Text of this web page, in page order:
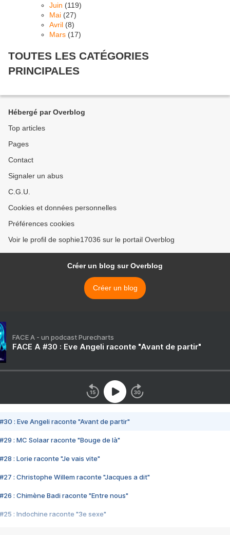
Juin (119)
Mai (27)
Avril (8)
Mars (17)
TOUTES LES CATÉGORIES
PRINCIPALES
Hébergé par Overblog
Top articles
Pages
Contact
Signaler un abus
C.G.U.
Cookies et données personnelles
Préférences cookies
Voir le profil de sophie17036 sur le portail Overblog
Créer un blog sur Overblog
Créer un blog
FACE A - un podcast Purecharts
FACE A #30 : Eve Angeli raconte "Avant de partir"
#30 : Eve Angeli raconte "Avant de partir"
#29 : MC Solaar raconte "Bouge de là"
#28 : Lorie raconte "Je vais vite"
#27 : Christophe Willem raconte "Jacques a dit"
#26 : Chimène Badi raconte "Entre nous"
#25 : Indochine raconte "3e sexe"